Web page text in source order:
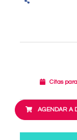
Citas
AGENDAR A